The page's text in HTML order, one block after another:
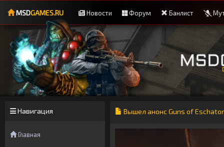
MSDGAMES.RU Новости Форум Банлист
Навигация
Главная
Вышел анонс Guns of